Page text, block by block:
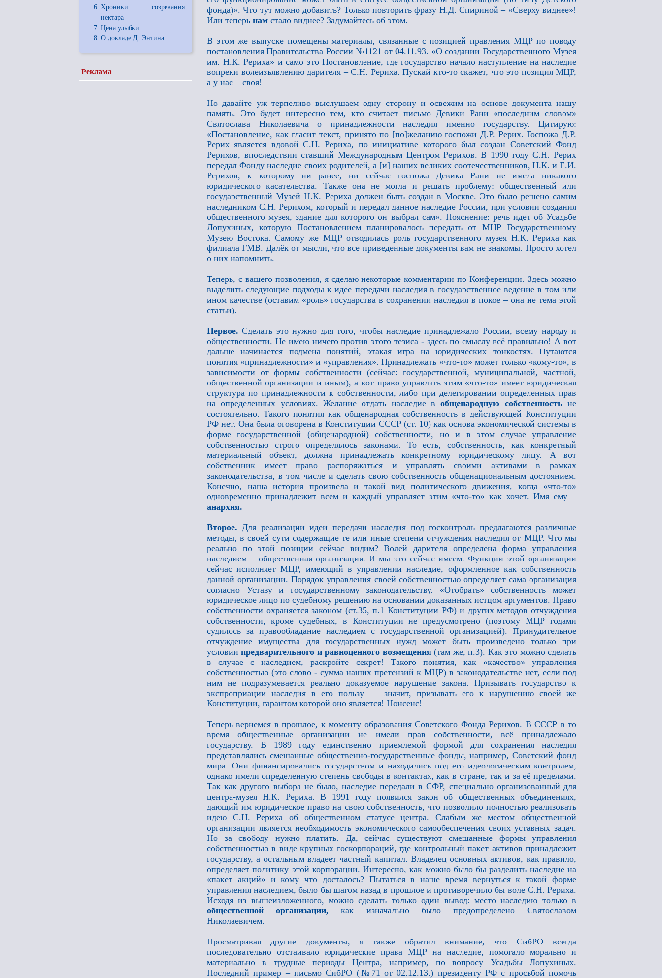
Хроники созревания
нектара
Цена улыбки
О докладе Д. Энтина
Реклама
фонда)». Что тут можно добавить? Только повторить фразу Н.Д. Спириной – «Сверху виднее»!
Или теперь нам стало виднее? Задумайтесь об этом.
В этом же выпуске помещены материалы, связанные с позицией правления МЦР по поводу
постановления Правительства России №1121 от 04.11.93. «О создании Государственного Музея
им. Н.К. Рериха» и само это Постановление, где государство начало наступление на наследие
вопреки волеизъявлению дарителя – С.Н. Рериха. Пускай кто-то скажет, что это позиция МЦР,
а у нас – своя!
Но давайте уж терпеливо выслушаем одну сторону и освежим на основе документа нашу
память. Это будет интересно тем, кто считает письмо Девики Рани «последним словом»
Святослава Николаевича о принадлежности наследия именно государству. Цитирую:
«Постановление, как гласит текст, принято по [по]желанию госпожи Д.Р. Рерих. Госпожа Д.Р.
Рерих является вдовой С.Н. Рериха, по инициативе которого был создан Советский Фонд
Рерихов, впоследствии ставший Международным Центром Рерихов. В 1990 году С.Н. Рерих
передал Фонду наследие своих родителей, а [и] наших великих соотечественников, Н.К. и Е.И.
Рерихов, к которому ни ранее, ни сейчас госпожа Девика Рани не имела никакого
юридического касательства. Также она не могла и решать проблему: общественный или
государственный Музей Н.К. Рериха должен быть создан в Москве. Это было решено самим
наследником С.Н. Рерихом, который и передал данное наследие России, при условии создания
общественного музея, здание для которого он выбрал сам». Пояснение: речь идет об Усадьбе
Лопухиных, которую Постановлением планировалось передать от МЦР Государственному
Музею Востока. Самому же МЦР отводилась роль государственного музея Н.К. Рериха как
филиала ГМВ. Далёк от мысли, что все приведенные документы вам не знакомы. Просто хотел
о них напомнить.
Теперь, с вашего позволения, я сделаю некоторые комментарии по Конференции. Здесь можно
выделить следующие подходы к идее передачи наследия в государственное ведение в том или
ином качестве (оставим «роль» государства в сохранении наследия в покое – она не тема этой
статьи).
Первое.Сделать это нужно для того, чтобы наследие принадлежало России, всему народу и
общественности. Не имею ничего против этого тезиса - здесь по смыслу всё правильно! А вот
дальше начинается подмена понятий, этакая игра на юридических тонкостях. Путаются
понятия «принадлежности» и «управления». Принадлежать «что-то» может только «кому-то», в
зависимости от формы собственности (сейчас: государственной, муниципальной, частной,
общественной организации и иным), а вот право управлять этим «что-то» имеет юридическая
структура по принадлежности к собственности, либо при делегировании определенных прав
на определенных условиях. Желание отдать наследие вобщенародную собственностьне
состоятельно. Такого понятия как общенародная собственность в действующей Конституции
РФ нет. Она была оговорена в Конституции СССР (ст. 10) как основа экономической системы в
форме государственной (общенародной) собственности, но и в этом случае управление
собственностью строго определялось законами. То есть, собственность, как конкретный
материальный объект, должна принадлежать конкретному юридическому лицу. А вот
собственник имеет право распоряжаться и управлять своими активами в рамках
законодательства, в том числе и сделать свою собственность общенациональным достоянием.
Конечно, наша история произвела и такой вид политического движения, когда «что-то»
одновременно принадлежит всем и каждый управляет этим «что-то» как хочет. Имя ему –
анархия.
Второе.Для реализации идеи передачи наследия под госконтроль предлагаются различные
методы, в своей сути содержащие те или иные степени отчуждения наследия от МЦР. Что мы
реально по этой позиции сейчас видим? Волей дарителя определена форма управления
наследием – общественная организация. И мы это сейчас имеем. Функции этой организации
сейчас исполняет МЦР, имеющий в управлении наследие, оформленное как собственность
данной организации. Порядок управления своей собственностью определяет сама организация
согласно Уставу и государственному законодательству. «Отобрать» собственность может
юридическое лицо по судебному решению на основании доказанных истцом аргументов. Право
собственности охраняется законом (ст.35, п.1 Конституции РФ) и других методов отчуждения
собственности, кроме судебных, в Конституции не предусмотрено (поэтому МЦР годами
судилось за правообладание наследием с государственной организацией). Принудительное
отчуждение имущества для государственных нужд может быть произведено только при
условиипредварительного и равноценного возмещения(там же, п.3). Как это можно сделать
в случае с наследием, раскройте секрет! Такого понятия, как «качество» управления
собственностью (это слово - сумма наших претензий к МЦР) в законодательстве нет, если под
ним не подразумевается реально доказуемое нарушение закона. Призывать государство к
экспроприации наследия в его пользу — значит, призывать его к нарушению своей же
Конституции, гарантом которой оно является! Нонсенс!
Теперь вернемся в прошлое, к моменту образования Советского Фонда Рерихов. В СССР в то
время общественные организации не имели прав собственности, всё принадлежало
государству. В 1989 году единственно приемлемой формой для сохранения наследия
представлялись смешанные общественно-государственные фонды, например, Советский фонд
мира. Они финансировались государством и находились под его идеологическим контролем,
однако имели определенную степень свободы в контактах, как в стране, так и за её пределами.
Так как другого выбора не было, наследие передали в СФР, специально организованный для
центра-музея Н.К. Рериха. В 1991 году появился закон об общественных объединениях,
дающий им юридическое право на свою собственность, что позволило полностью реализовать
идею С.Н. Рериха об общественном статусе центра. Слабым же местом общественной
организации является необходимость экономического самообеспечения своих уставных задач.
Но за свободу нужно платить. Да, сейчас существуют смешанные формы управления
собственностью в виде крупных госкорпораций, где контрольный пакет активов принадлежит
государству, а остальным владеет частный капитал. Владелец основных активов, как правило,
определяет политику этой корпорации. Интересно, как можно было бы разделить наследие на
«пакет акций» и кому что досталось? Пытаться в наше время вернуться к такой форме
управления наследием, было бы шагом назад в прошлое и противоречило бы воле С.Н. Рериха.
Исходя из вышеизложенного, можно сделать только один вывод: место наследию только в
общественной организации,как изначально было предопределено Святославом
Николаевичем.
Просматривая другие документы, я также обратил внимание, что СибРО всегда
последовательно отстаивало юридические права МЦР на наследие, помогало морально и
материально в трудные периоды Центра, например, по вопросу Усадьбы Лопухиных.
Последний пример – письмо СибРО (№71 от 02.12.13.) президенту РФ с просьбой помочь